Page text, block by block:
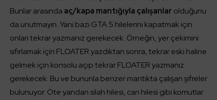
Bunlar arasında aç/kapa mantığıyla çalışanlar olduğunu
da unutmayın. Yani bazı GTA 5 hilelerini kapatmak için
onları tekrar yazmanız gerekecek. Örneğin, yer çekimini
sıfırlamak için FLOATER yazdıktan sonra, tekrar eski haline
gelmek için konsolu açıp tekrar FLOATER yazmanız
gerekecek. Bu ve bununla benzer mantıkta çalışan şifreler
bulunuyor. Öte yandan silah hilesi, can hilesi gibi komutlar